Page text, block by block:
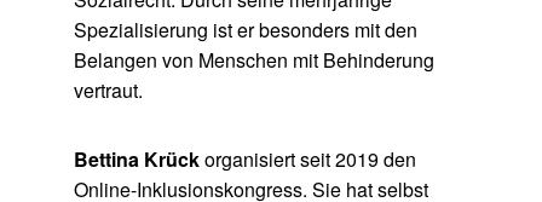
Spezialisierung ist er besonders mit den
Belangen von Menschen mit Behinderung
vertraut.
Bettina Krückorganisiert seit 2019 den
Online-Inklusionskongress. Sie hat selbst